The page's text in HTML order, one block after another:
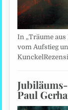
In „Träume
vom Aufstieg
Paul